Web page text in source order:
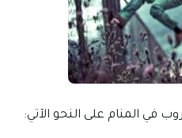
في المنام على النحو الآتي: